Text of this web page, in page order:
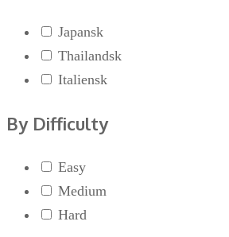
Japansk
Thailandsk
Italiensk
By Difficulty
Easy
Medium
Hard